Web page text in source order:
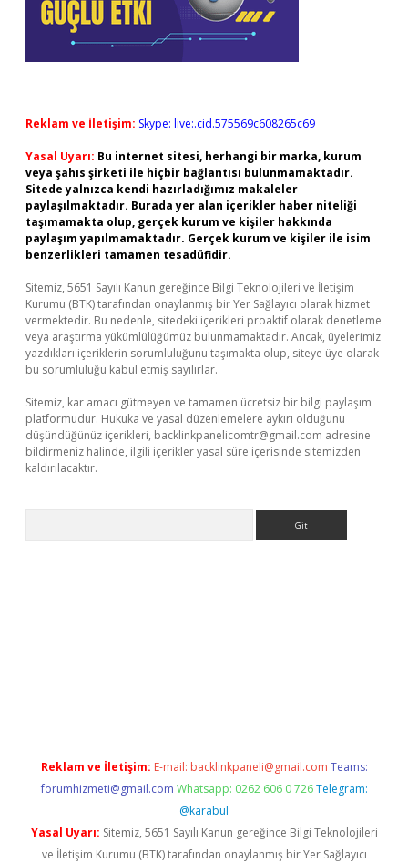
Reklam ve İletişim: Skype: live:.cid.575569c608265c69
Yasal Uyarı: Bu internet sitesi, herhangi bir marka, kurum
veya şahıs şirketi ile hiçbir bağlantısı bulunmamaktadır.
Sitede yalnızca kendi hazırladığımız makaleler
paylaşılmaktadır. Burada yer alan içerikler haber niteliği
taşımamakta olup, gerçek kurum ve kişiler hakkında
paylaşım yapılmamaktadır. Gerçek kurum ve kişiler ile isim
benzerlikleri tamamen tesadüfidir.
Sitemiz, 5651 Sayılı Kanun gereğince Bilgi Teknolojileri ve İletişim
Kurumu (BTK) tarafından onaylanmış bir Yer Sağlayıcı olarak hizmet
vermektedir. Bu nedenle, sitedeki içerikleri proaktif olarak denetleme
veya araştırma yükümlülüğümüz bulunmamaktadır. Ancak, üyelerimiz
yazdıkları içeriklerin sorumluluğunu taşımakta olup, siteye üye olarak
bu sorumluluğu kabul etmiş sayılırlar.
Sitemiz, kar amacı gütmeyen ve tamamen ücretsiz bir bilgi paylaşım
platformudur. Hukuka ve yasal düzenlemelere aykırı olduğunu
düşündüğünüz içerikleri, backlinkpanelicomtr@gmail.com adresine
bildirmeniz halinde, ilgili içerikler yasal süre içerisinde sitemizden
kaldırılacaktır.
Reklam ve İletişim: E-mail: backlinkpaneli@gmail.com Teams:
forumhizmeti@gmail.com Whatsapp: 0262 606 0 726 Telegram:
@karabul
Yasal Uyarı: Sitemiz, 5651 Sayılı Kanun gereğince Bilgi Teknolojileri
ve İletişim Kurumu (BTK) tarafından onaylanmış bir Yer Sağlayıcı